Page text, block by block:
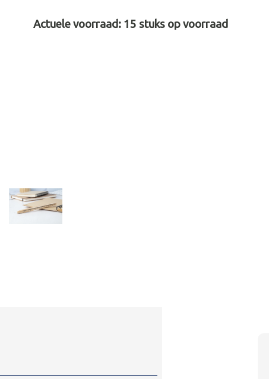
Actuele voorraad: 15 stuks op voorraad